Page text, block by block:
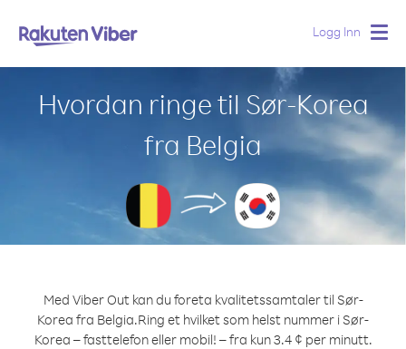
Logg Inn
Hvordan ringe til Sør-Korea
fra Belgia
Med Viber Out kan du foreta kvalitetssamtaler til Sør-
Korea fra Belgia.Ring et hvilket som helst nummer i Sør-
Korea – fasttelefon eller mobil! – fra kun 3.4 ¢ per minutt.